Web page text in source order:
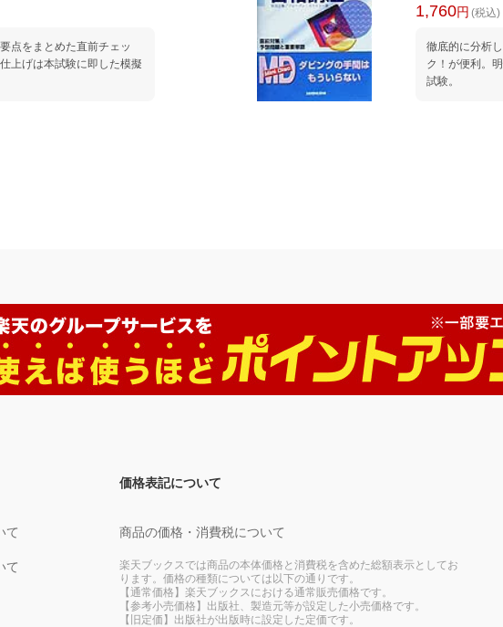
点をまとめた直前チェッ
上げは本試験に即した模擬
1,760円 (税込)
徹底的に分析
ク！が便利。
試験。
て
て
価格表記について
商品の価格・消費税について
楽天ブックスでは商品の本体価格と消費税を含めた総額表示としてお
ります。価格の種類については以下の通りです。
【通常価格】楽天ブックスにおける通常販売価格です。
【参考小売価格】出版社、製造元等が設定した小売価格です。
【旧定価】出版社が出版時に設定した定価です。